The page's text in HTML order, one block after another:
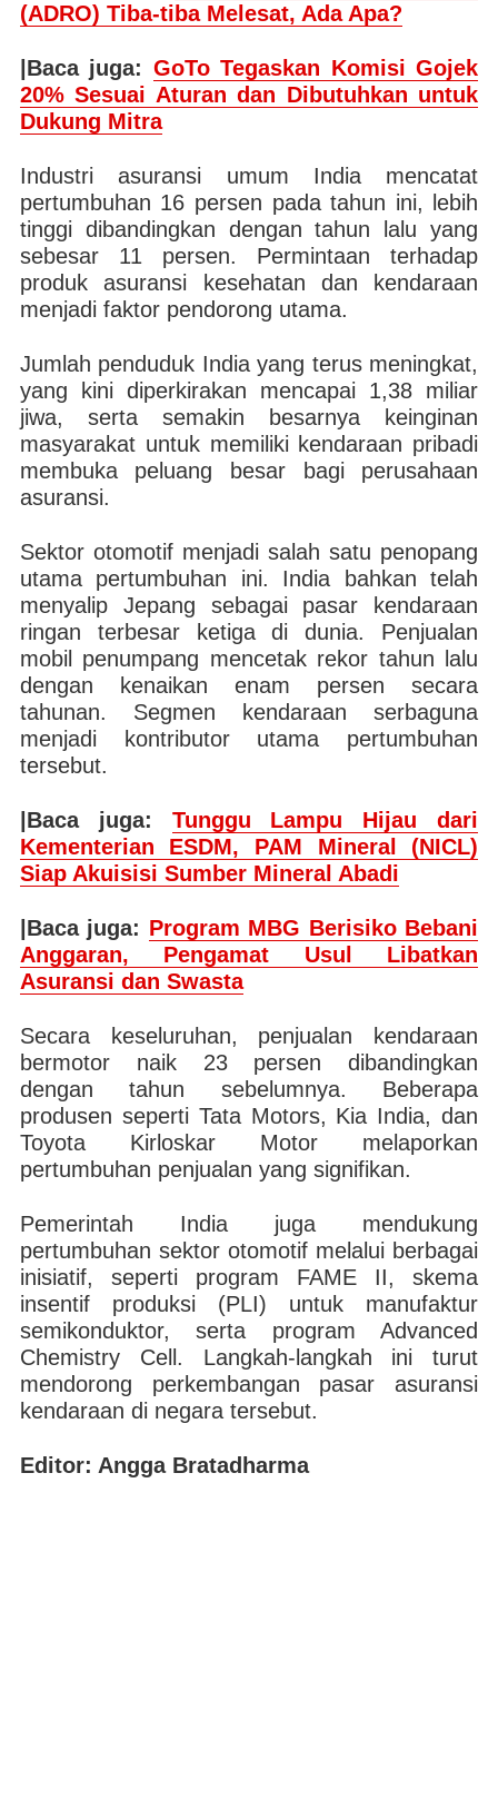
(ADRO) Tiba-tiba Melesat, Ada Apa?
|Baca juga: GoTo Tegaskan Komisi Gojek
20% Sesuai Aturan dan Dibutuhkan untuk
Dukung Mitra
Industri asuransi umum India mencatat
pertumbuhan 16 persen pada tahun ini, lebih
tinggi dibandingkan dengan tahun lalu yang
sebesar 11 persen. Permintaan terhadap
produk asuransi kesehatan dan kendaraan
menjadi faktor pendorong utama.
Jumlah penduduk India yang terus meningkat,
yang kini diperkirakan mencapai 1,38 miliar
jiwa, serta semakin besarnya keinginan
masyarakat untuk memiliki kendaraan pribadi
membuka peluang besar bagi perusahaan
asuransi.
Sektor otomotif menjadi salah satu penopang
utama pertumbuhan ini. India bahkan telah
menyalip Jepang sebagai pasar kendaraan
ringan terbesar ketiga di dunia. Penjualan
mobil penumpang mencetak rekor tahun lalu
dengan kenaikan enam persen secara
tahunan. Segmen kendaraan serbaguna
menjadi kontributor utama pertumbuhan
tersebut.
|Baca juga: Tunggu Lampu Hijau dari
Kementerian ESDM, PAM Mineral (NICL)
Siap Akuisisi Sumber Mineral Abadi
|Baca juga: Program MBG Berisiko Bebani
Anggaran, Pengamat Usul Libatkan
Asuransi dan Swasta
Secara keseluruhan, penjualan kendaraan
bermotor naik 23 persen dibandingkan
dengan tahun sebelumnya. Beberapa
produsen seperti Tata Motors, Kia India, dan
Toyota Kirloskar Motor melaporkan
pertumbuhan penjualan yang signifikan.
Pemerintah India juga mendukung
pertumbuhan sektor otomotif melalui berbagai
inisiatif, seperti program FAME II, skema
insentif produksi (PLI) untuk manufaktur
semikonduktor, serta program Advanced
Chemistry Cell. Langkah-langkah ini turut
mendorong perkembangan pasar asuransi
kendaraan di negara tersebut.
Editor: Angga Bratadharma